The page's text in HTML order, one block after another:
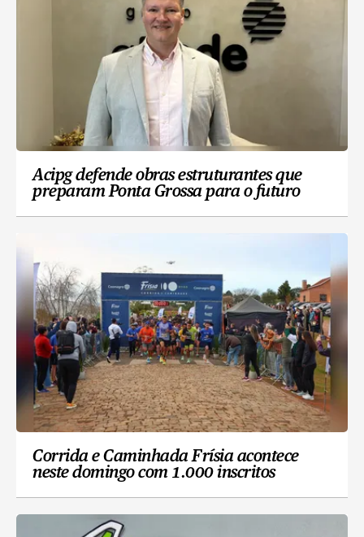
Acipg defende obras estruturantes que
preparam Ponta Grossa para o futuro
Corrida e Caminhada Frísia acontece
neste domingo com 1.000 inscritos